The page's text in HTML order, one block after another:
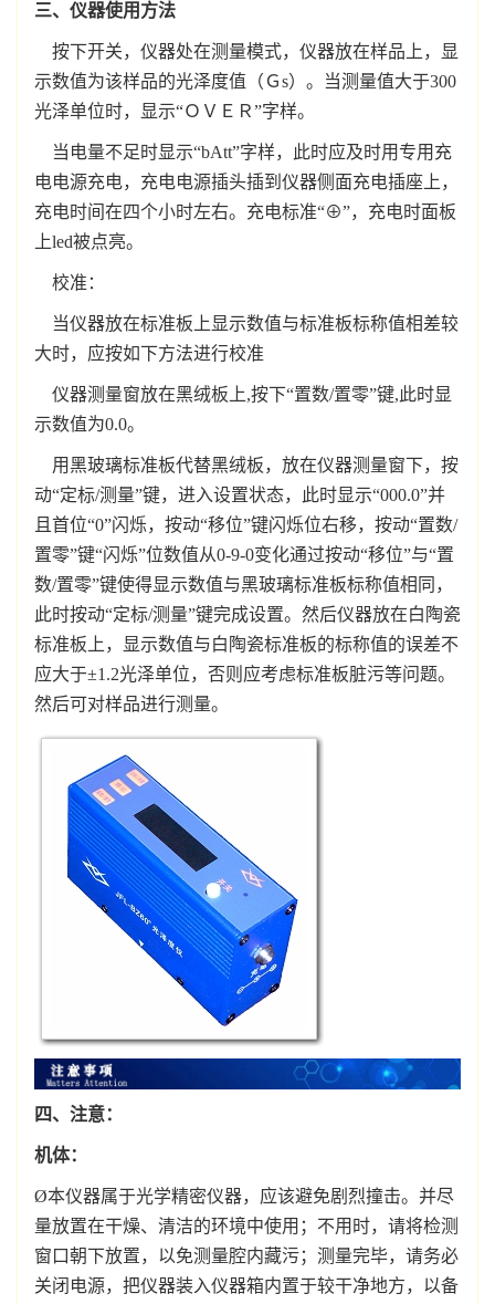
三、仪器使用方法
按下开关，仪器处在测量模式，仪器放在样品上，显
示数值为该样品的光泽度值（Ｇs）。当测量值大于300
光泽单位时，显示“ＯＶＥＲ”字样。
当电量不足时显示“bAtt”字样，此时应及时用专用充
电电源充电，充电电源插头插到仪器侧面充电插座上，
充电时间在四个小时左右。充电标准“⊕”，充电时面板
上led被点亮。
校准：
当仪器放在标准板上显示数值与标准板标称值相差较
大时，应按如下方法进行校准
仪器测量窗放在黑绒板上,按下“置数/置零”键,此时显
示数值为0.0。
用黑玻璃标准板代替黑绒板，放在仪器测量窗下，按
动“定标/测量”键，进入设置状态，此时显示“000.0”并
且首位“0”闪烁，按动“移位”键闪烁位右移，按动“置数/
置零”键“闪烁”位数值从0-9-0变化通过按动“移位”与“置
数/置零”键使得显示数值与黑玻璃标准板标称值相同，
此时按动“定标/测量”键完成设置。然后仪器放在白陶瓷
标准板上，显示数值与白陶瓷标准板的标称值的误差不
应大于±1.2光泽单位，否则应考虑标准板脏污等问题。
然后可对样品进行测量。
四、注意：
机体：
Ø本仪器属于光学精密仪器，应该避免剧烈撞击。并尽
量放置在干燥、清洁的环境中使用；不用时，请将检测
窗口朝下放置，以免测量腔内藏污；测量完毕，请务必
关闭电源，把仪器装入仪器箱内置于较干净地方，以备